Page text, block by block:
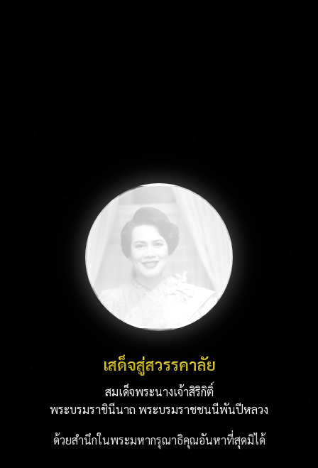
เสด็จสู่สวรรคาลัย
สมเด็จพระนางเจ้าสิริกิติ์
พระบรมราชินีนาถ พระบรมราชชนนีพันปีหลวง
ด้วยสำนึกในพระมหากรุณาธิคุณอันหาที่สุดมิได้